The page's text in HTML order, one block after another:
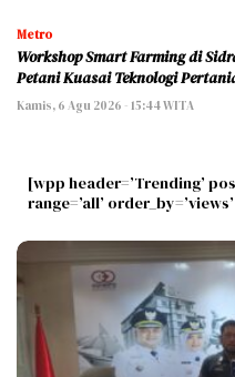
Metro
Workshop Smart Farming di
Petani Kuasai Teknologi
Kamis, 6 Agu 2026 - 15:44 WITA
[wpp header=’Trending’
range=’all’